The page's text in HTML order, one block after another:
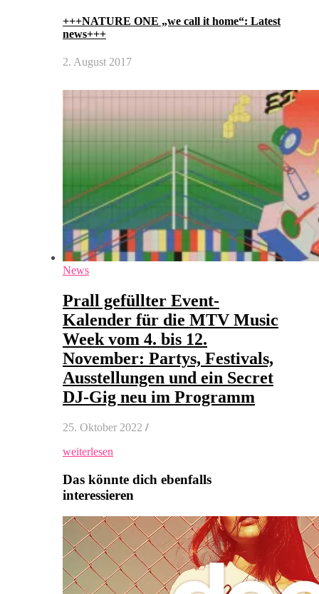
+++NATURE ONE „we call it home“: Latest
news+++
2. August 2017
News
Prall gefüllter Event-
Kalender für die MTV Music
Week vom 4. bis 12.
November: Partys, Festivals,
Ausstellungen und ein Secret
DJ-Gig neu im Programm
25. Oktober 2022 /
weiterlesen
Das könnte dich ebenfalls
interessieren